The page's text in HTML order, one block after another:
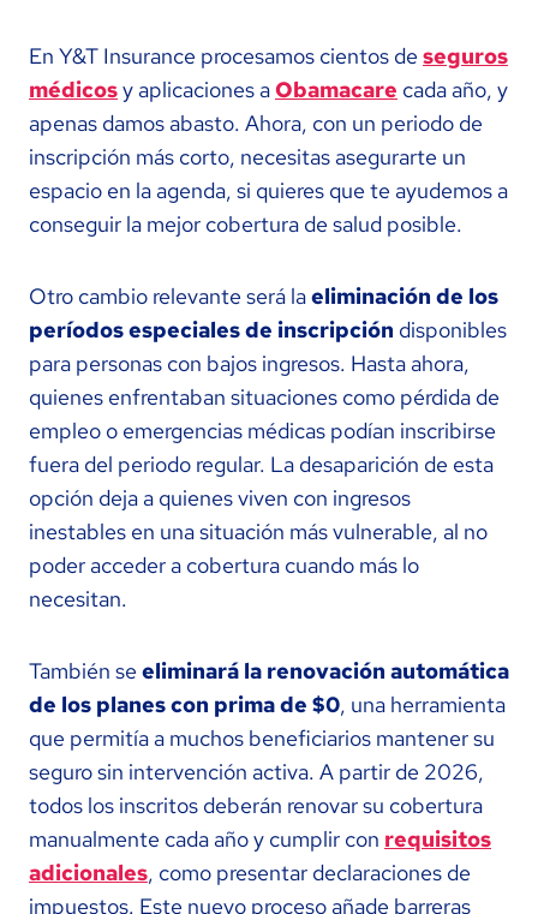
En Y&T Insurance procesamos cientos deseguros
médicosy aplicaciones aObamacare cada año, y
apenas damos abasto. Ahora, con un periodo de
inscripción más corto, necesitas asegurarte un
espacio en la agenda, si quieres que te ayudemos a
conseguir la mejor cobertura de salud posible.
Otro cambio relevante será laeliminación de los
períodos especiales de inscripción disponibles
para personas con bajos ingresos. Hasta ahora,
quienes enfrentaban situaciones como pérdida de
empleo o emergencias médicas podían inscribirse
fuera del periodo regular. La desaparición de esta
opción deja a quienes viven con ingresos
inestables en una situación más vulnerable, al no
poder acceder a cobertura cuando más lo
necesitan.
También seeliminará la renovación automática
de los planes con prima de $0, una herramienta
que permitía a muchos beneficiarios mantener su
seguro sin intervención activa. A partir de 2026,
todos los inscritos deberán renovar su cobertura
manualmente cada año y cumplir con requisitos
adicionales, como presentar declaraciones de
impuestos. Este nuevo proceso añade barreras